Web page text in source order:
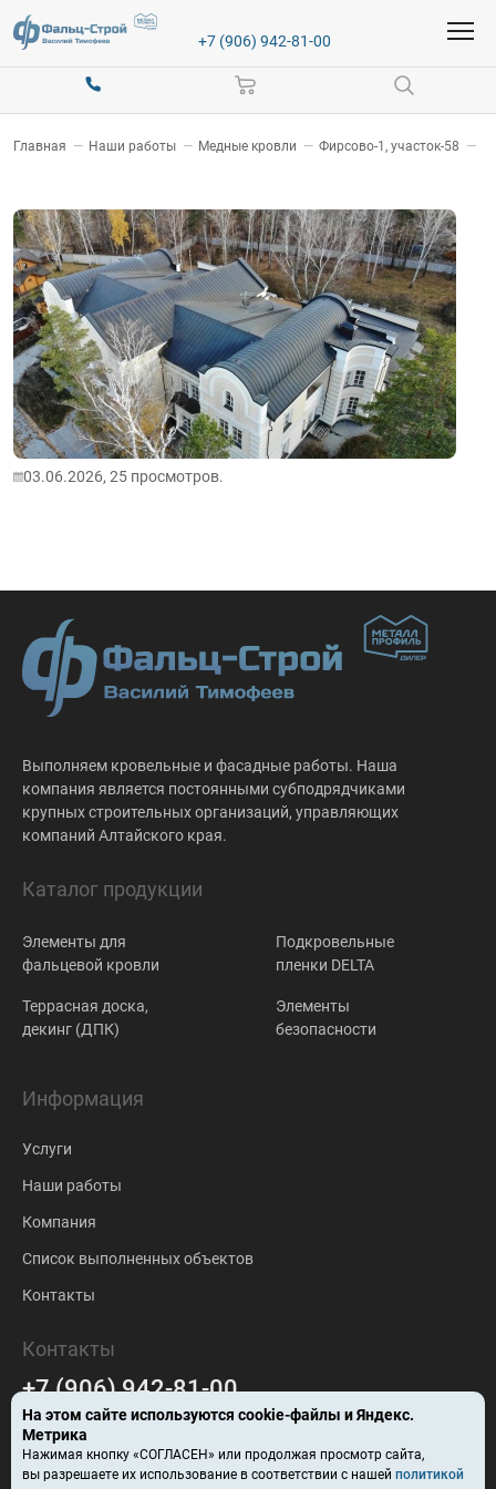
+7 (906) 942-81-00
Главная — Наши работы — Медные кровли — Фирсово-1, участок-58 —
03.06.2026, 25 просмотров.
Выполняем кровельные и фасадные работы. Наша
компания является постоянными субподрядчиками
крупных строительных организаций, управляющих
компаний Алтайского края.
Каталог продукции
Элементы для
фальцевой кровли
Террасная доска,
декинг (ДПК)
Подкровельные
пленки DELTA
Элементы
безопасности
Информация
Услуги
Наши работы
Компания
Список выполненных объектов
Контакты
Контакты
+7 (906) 942-81-00
falc-stroy@mail.ru
Барнаул
На этом сайте используются cookie-файлы и Яндекс.
Метрика
Нажимая кнопку «СОГЛАСЕН» или продолжая просмотр сайта,
вы разрешаете их использование в соответствии с нашей политикой